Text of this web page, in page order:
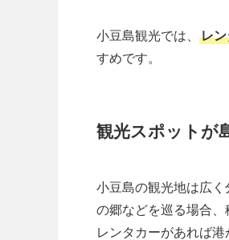
小豆島観光では、 レ
すめです。
観光スポットが
小豆島の観光地は広
の郷などを巡る場合、
レンタカーがあれば